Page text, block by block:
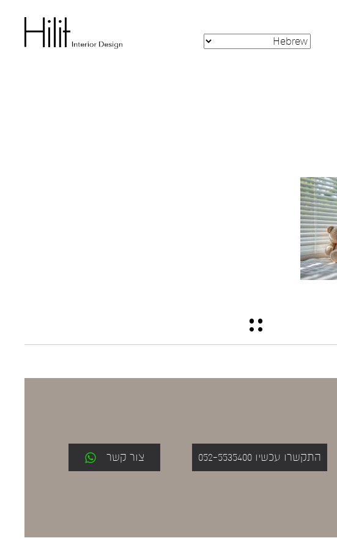
התקשרו עכשיו 052-5535400 צור קשר